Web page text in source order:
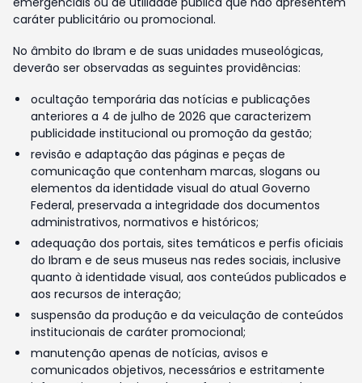
caráter publicitário ou promocional.
No âmbito do Ibram e de suas unidades museológicas,
deverão ser observadas as seguintes providências:
ocultação temporária das notícias e publicações
anteriores a 4 de julho de 2026 que caracterizem
publicidade institucional ou promoção da gestão;
revisão e adaptação das páginas e peças de
comunicação que contenham marcas, slogans ou
elementos da identidade visual do atual Governo
Federal, preservada a integridade dos documentos
administrativos, normativos e históricos;
adequação dos portais, sites temáticos e perfis oficiais
do Ibram e de seus museus nas redes sociais, inclusive
quanto à identidade visual, aos conteúdos publicados e
aos recursos de interação;
suspensão da produção e da veiculação de conteúdos
institucionais de caráter promocional;
manutenção apenas de notícias, avisos e
comunicados objetivos, necessários e estritamente